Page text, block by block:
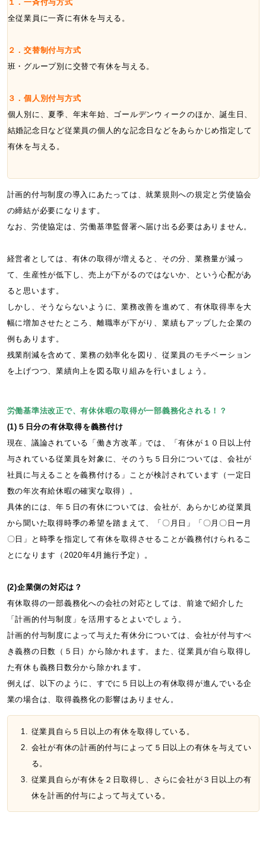
１．一斉付与方式
全従業員に一斉に有休を与える。
２．交替制付与方式
班・グループ別に交替で有休を与える。
３．個人別付与方式
個人別に、夏季、年末年始、ゴールデンウィークのほか、誕生日、
結婚記念日など従業員の個人的な記念日などをあらかじめ指定して
有休を与える。
計画的付与制度の導入にあたっては、就業規則への規定と労使協会
の締結が必要になります。
なお、労使協定は、労働基準監督署へ届け出る必要はありません。
経営者としては、有休の取得が増えると、その分、業務量が減っ
て、生産性が低下し、売上が下がるのではないか、という心配があ
ると思います。
しかし、そうならないように、業務改善を進めて、有休取得率を大
幅に増加させたところ、離職率が下がり、業績もアップした企業の
例もあります。
残業削減を含めて、業務の効率化を図り、従業員のモチベーション
を上げつつ、業績向上を図る取り組みを行いましょう。
労働基準法改正で、有休休暇の取得が一部義務化される！？
(1)５日分の有休取得を義務付け
現在、議論されている「働き方改革」では、「有休が１０日以上付
与されている従業員を対象に、そのうち５日分については、会社が
社員に与えることを義務付ける」ことが検討されています（一定日
数の年次有給休暇の確実な取得）。
具体的には、年５日の有休については、会社が、あらかじめ従業員
から聞いた取得時季の希望を踏まえて、「〇月日」「〇月〇日ー月
〇日」と時季を指定して有休を取得させることが義務付けられるこ
とになります（2020年4月施行予定）。
(2)企業側の対応は？
有休取得の一部義務化への会社の対応としては、前途で紹介した
「計画的付与制度」を活用するとよいでしょう。
計画的付与制度によって与えた有休分については、会社が付与すべ
き義務の日数（５日）から除かれます。また、従業員が自ら取得し
た有休も義務日数分から除かれます。
例えば、以下のように、すでに５日以上の有休取得が進んでいる企
業の場合は、取得義務化の影響はありません。
従業員自ら５日以上の有休を取得している。
会社が有休の計画的付与によって５日以上の有休を与えてい
る。
従業員自らが有休を２日取得し、さらに会社が３日以上の有
休を計画的付与によって与えている。